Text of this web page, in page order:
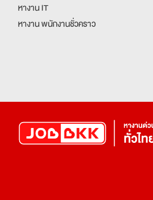
หางาน IT
หางาน พนักงานชั่วคราว